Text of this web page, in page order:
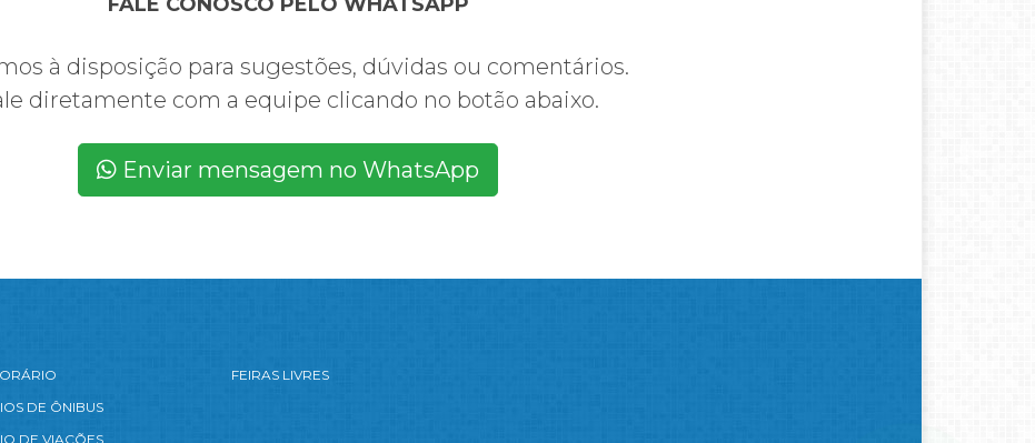
à disposição para sugestões, dúvidas ou comentários.
diretamente com a equipe clicando no botão abaixo.
Enviar mensagem no WhatsApp
DE ÔNIBUS
DE VIAÇÕES
FEIRAS LIVRES